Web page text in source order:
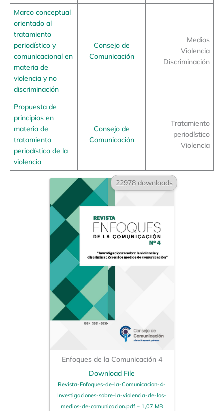
Marco conceptual
orientado al
tratamiento
periodístico y
comunicacional en
materia de
violencia y no
discriminación
Consejo de
Comunicación
Medios
Violencia
Discriminación
Propuesta de
principios en
materia de
tratamiento
periodístico de la
violencia
Consejo de
Comunicación
Tratamiento
periodístico
Violencia
22978 downloads
Enfoques de la Comunicación 4
Download File
Revista-Enfoques-de-la-Comunicacion-4-
Investigaciones-sobre-la-violencia-de-los-
medios-de-comunicacion.pdf – 1,07 MB